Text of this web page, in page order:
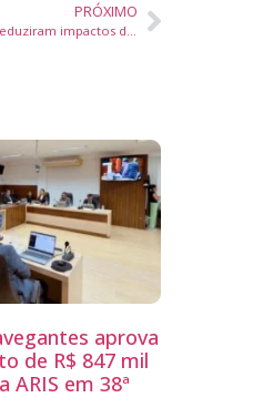
PRÓXIMO
Ministro afirma que medidas do Governo Federal reduziram impactos da alta do combustível nas tarifas aéreas
aprova
de R$ 847 mil
ARIS em 38ª